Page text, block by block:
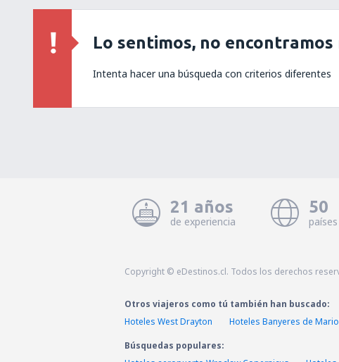
Lo sentimos, no
Intenta hacer una búsqueda con criterios diferentes
21 años
de experiencia
50
países
Copyright © eDestinos.cl. Todos los derechos
Otros viajeros como tú también han buscado:
Hoteles West Drayton
Hoteles Banyeres de
Búsquedas populares: